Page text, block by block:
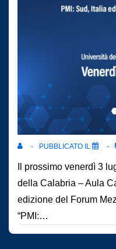
PUBBLICATO IL
Il prossimo venerdì 3
della Calabria – Aula
edizione del Forum
“PMI:…